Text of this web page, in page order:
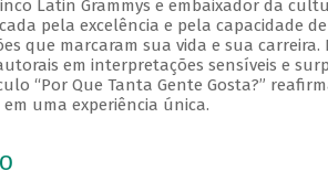
Latin Grammys e embaixador da
pela excelência e pela capacidade
que marcaram sua vida e sua
em interpretações sensíveis e
“Por Que Tanta Gente Gosta?”
uma experiência única.